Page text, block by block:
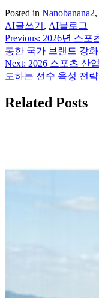
Posted in Nanobanana2,
AI글쓰기 , AI블로그
글
탐
색
Previous: 2026년 스포
통한 국가 브랜드 강
Next: 2026 스포츠 산
도하는 선수 육성 전략
Related Posts